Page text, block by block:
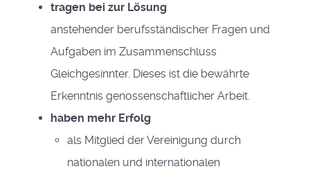
tragen bei zur Lösung
anstehender berufsständischer Fragen und
Aufgaben im Zusammenschluss
Gleichgesinnter. Dieses ist die bewährte
Erkenntnis genossenschaftlicher Arbeit.
haben mehr Erfolg
als Mitglied der Vereinigung durch
nationalen und internationalen